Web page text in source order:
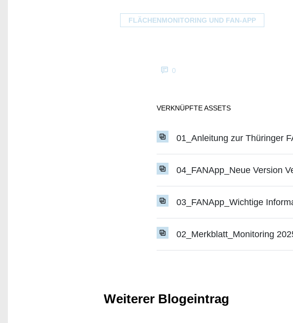
FLÄCHENMONITORING UND FAN-APP
0
VERKNÜPFTE ASSETS
01_Anleitung zur Thüringer
04_FANApp_Neue Version
03_FANApp_Wichtige
02_Merkblatt_Monitoring
Weiterer Blogeintrag